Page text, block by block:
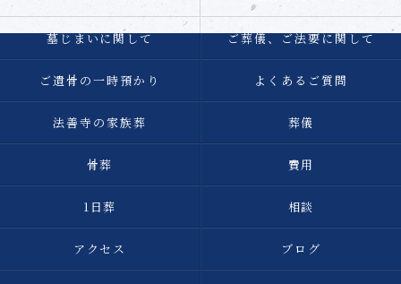
墓じまいに関して ご葬儀、ご法要に関して
ご遺骨の一時預かり よくあるご質問
法善寺の家族葬 葬儀
骨葬 費用
1日葬 相談
アクセス ブログ